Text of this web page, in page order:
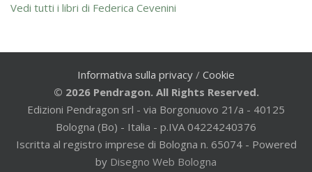
Vedi tutti i libri di Federica Cevenini
Informativa sulla privacy / Cookie
© 2026 Pendragon. All Rights Reserved.
Edizioni Pendragon srl - via Borgonuovo 21/a - 40125
Bologna (Bo) - Italia - p.IVA 04224240376
Iscritta al registro imprese di Bologna n. 65074 - Powered
by Disegno Web Bologna